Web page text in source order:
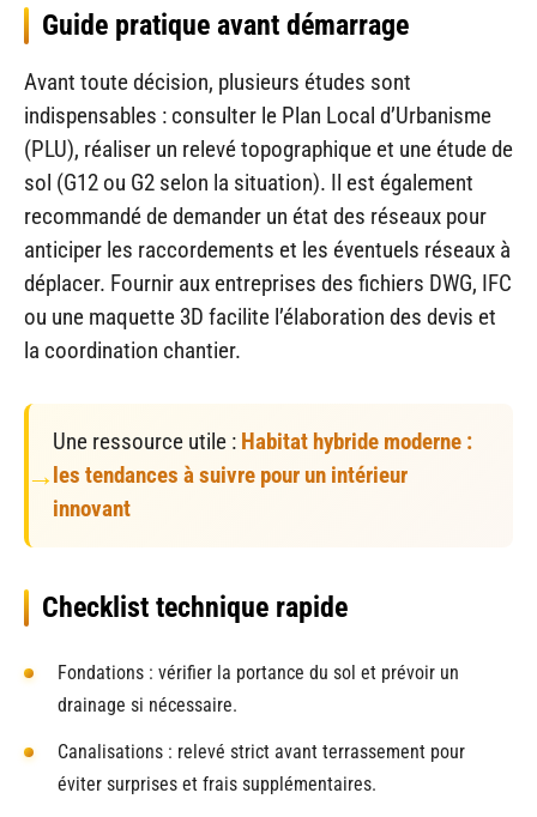
Guide pratique avant démarrage
Avant toute décision, plusieurs études sont
indispensables : consulter le Plan Local d’Urbanisme
(PLU), réaliser un relevé topographique et une étude de
sol (G12 ou G2 selon la situation). Il est également
recommandé de demander un état des réseaux pour
anticiper les raccordements et les éventuels réseaux à
déplacer. Fournir aux entreprises des fichiers DWG, IFC
ou une maquette 3D facilite l’élaboration des devis et
la coordination chantier.
Une ressource utile : Habitat hybride moderne :
les tendances à suivre pour un intérieur
innovant
Checklist technique rapide
Fondations : vérifier la portance du sol et prévoir un
drainage si nécessaire.
Canalisations : relevé strict avant terrassement pour
éviter surprises et frais supplémentaires.